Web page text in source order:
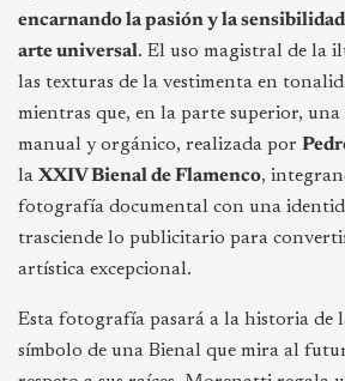
encarnando la pasión y la
arte universal. El uso magistral de la
las texturas de la vestimenta en
mientras que, en la parte superior,
manual y orgánico, realizada por
la XXIV Bienal de Flamenco,
fotografía documental con una
trasciende lo publicitario para
artística excepcional.
Esta fotografía pasará a la historia de
símbolo de una Bienal que mira al